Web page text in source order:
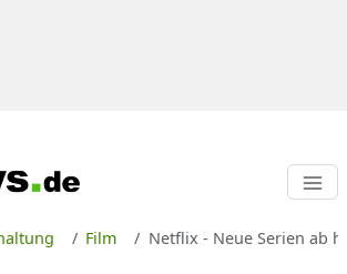
Film Netflix - Neue Serien ab